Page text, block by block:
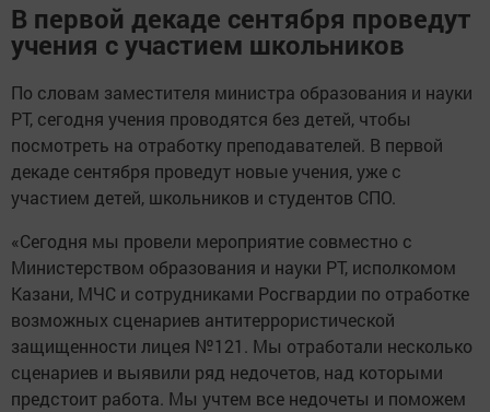
В первой декаде сентября проведут
учения с участием школьников
По словам заместителя министра образования и науки
РТ, сегодня учения проводятся без детей, чтобы
посмотреть на отработку преподавателей. В первой
декаде сентября проведут новые учения, уже с
участием детей, школьников и студентов СПО.
«Сегодня мы провели мероприятие совместно с
Министерством образования и науки РТ, исполкомом
Казани, МЧС и сотрудниками Росгвардии по отработке
возможных сценариев антитеррористической
защищенности лицея №121. Мы отработали несколько
сценариев и выявили ряд недочетов, над которыми
предстоит работа. Мы учтем все недочеты и поможем